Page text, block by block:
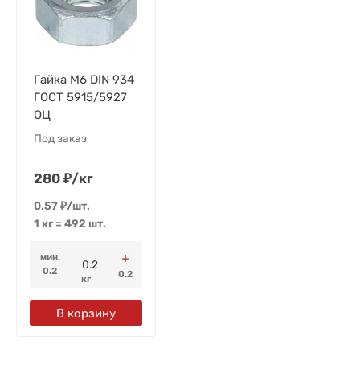
Гайка M6 DIN 934
ГОСТ 5915/5927
ОЦ
Под заказ
280 ₽/кг
0,57 ₽/шт.
1 кг= 492 шт.
мин.
0.2
кг 0.2
В корзину